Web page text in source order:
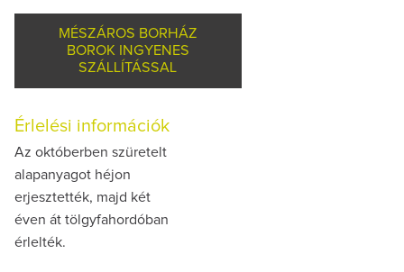
MÉSZÁROS BORHÁZ
BOROK INGYENES
SZÁLLÍTÁSSAL
Érlelési információk
Az októberben szüretelt
alapanyagot héjon
erjesztették, majd két
éven át tölgyfahordóban
érlelték.